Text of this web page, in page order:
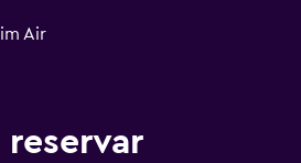
Air
reservar